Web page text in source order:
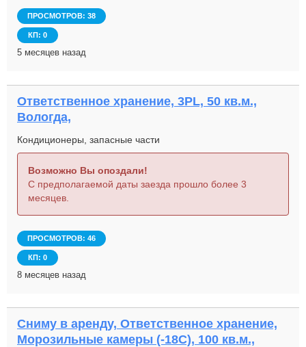
ПРОСМОТРОВ: 38
КП: 0
5 месяцев назад
Ответственное хранение, 3PL, 50 кв.м.,
Вологда,
Кондиционеры, запасные части
Возможно Вы опоздали!
С предполагаемой даты заезда прошло более 3
месяцев.
ПРОСМОТРОВ: 46
КП: 0
8 месяцев назад
Сниму в аренду, Ответственное хранение,
Морозильные камеры (-18С), 100 кв.м.,